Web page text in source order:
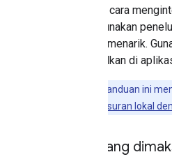
Pelajari cara
menggunakan
tempat menarik.
ditampilkan di
Panduan ini
aplikasi penelusuran lokal
Apa yang